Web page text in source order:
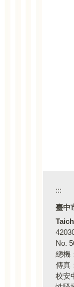
:::
臺
No.
總機
傳真
校安